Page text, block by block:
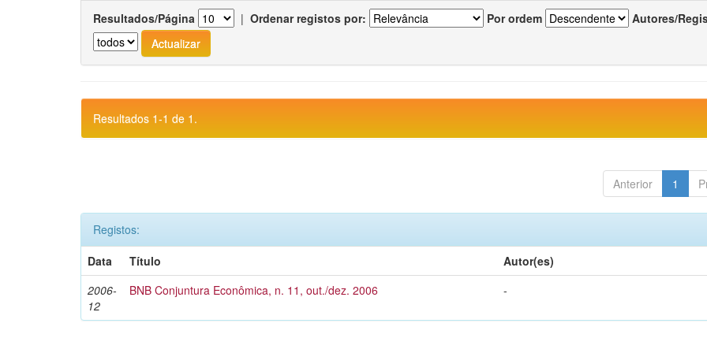
Resultados/Página | Ordenar registos por: Por ordem Autores/
Resultados 1-1 de 1.
Anterior 1
Registos:
Data
Título
Autor(es)
2006-
12
BNB Conjuntura Econômica, n. 11, out./dez. 2006 -